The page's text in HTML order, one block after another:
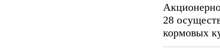
28
кормовых